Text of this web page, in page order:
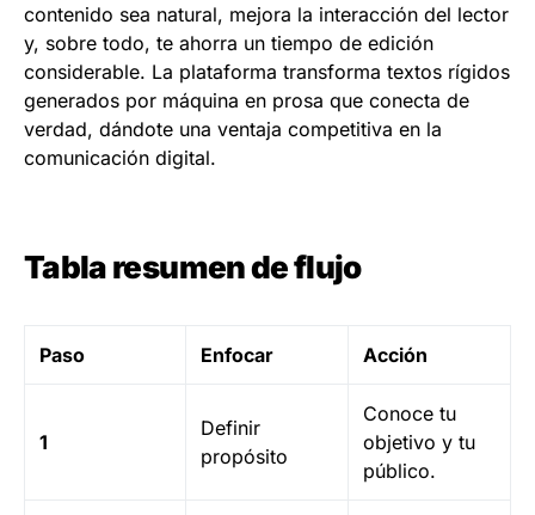
contenido sea natural, mejora la interacción del lector
y, sobre todo, te ahorra un tiempo de edición
considerable. La plataforma transforma textos rígidos
generados por máquina en prosa que conecta de
verdad, dándote una ventaja competitiva en la
comunicación digital.
Tabla resumen de flujo
Paso Enfocar Acción
1
Definir
propósito
Conoce tu
objetivo y tu
público.